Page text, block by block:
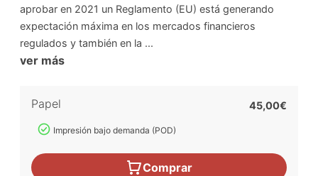
aprobar en 2021 un Reglamento (EU) está generando
expectación máxima en los mercados financieros
regulados y también en la ...
ver más
Papel
Impresión bajo demanda (POD)
45,00€
Comprar